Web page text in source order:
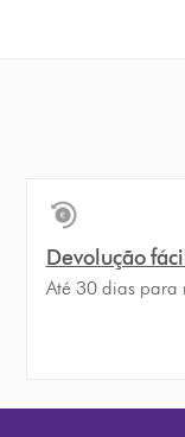
Devolução
Até 30 dias para